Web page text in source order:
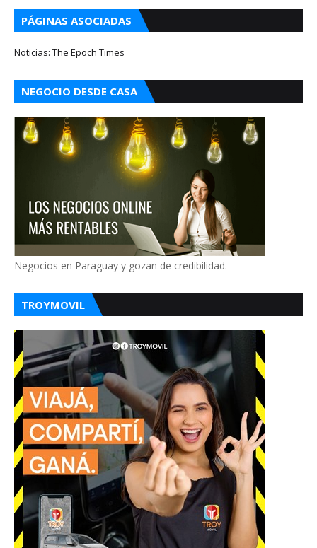
PÁGINAS ASOCIADAS
Noticias: The Epoch Times
NEGOCIO DESDE CASA
Negocios en Paraguay y gozan de credibilidad.
TROYMOVIL